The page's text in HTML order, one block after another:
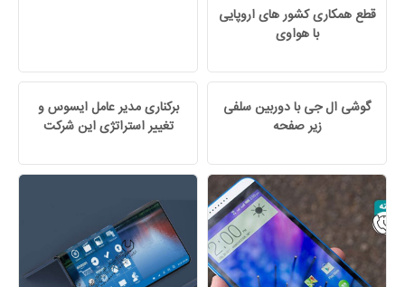
قطع همکاری کشور های اروپایی
با هواوی
گوشی ال جی با دوربین سلفی
زیر صفحه
برکناری مدیر عامل ایسوس و
تغییر استراتژی این شرکت